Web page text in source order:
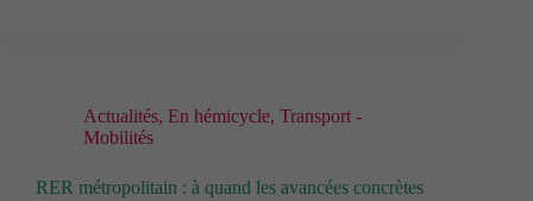
Actualités, En hémicycle, Transport -
Mobilités
RER métropolitain : à quand les avancées concrètes